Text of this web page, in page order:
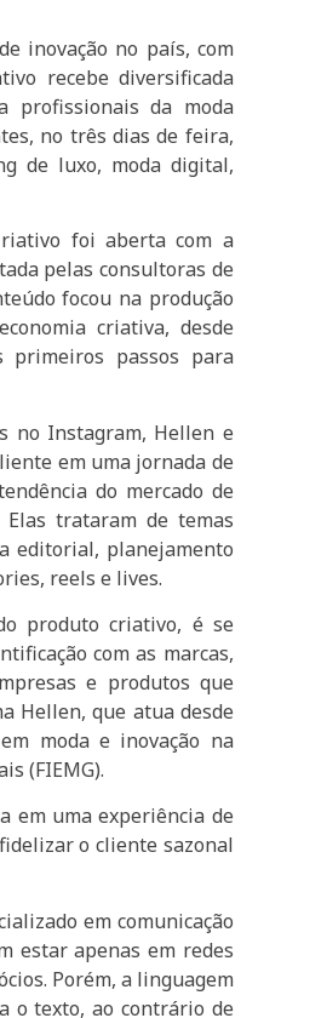
inovação no país, com
recebe diversificada
profissionais da moda
no três dias de feira,
de luxo, moda digital,
foi aberta com a
pelas consultoras de
focou na produção
criativa, desde
primeiros passos para
no Instagram, Hellen e
em uma jornada de
do mercado de
trataram de temas
editorial, planejamento
reels e lives.
produto criativo, é se
com as marcas,
e produtos que
Hellen, que atua desde
moda e inovação na
(FIEMG).
em uma experiência de
o cliente sazonal
em comunicação
estar apenas em redes
Porém, a linguagem
o texto, ao contrário de